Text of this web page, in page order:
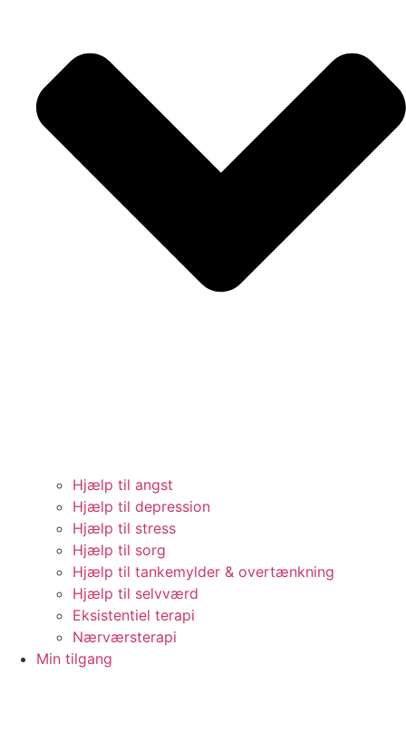
Hjælp til angst
Hjælp til depression
Hjælp til stress
Hjælp til sorg
Hjælp til tankemylder & overtænkning
Hjælp til selvværd
Eksistentiel terapi
Nærværsterapi
Min tilgang